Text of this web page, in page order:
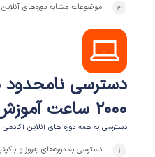
موضوعات مشابه دوره‌های آنلاین
دسترسی نامحدود
۲۰۰۰ ساعت آموزش اختصاصی
دسترسی به همه دوره های آنلاین آکادمی
دسترسی به دوره‌های به‌روز و